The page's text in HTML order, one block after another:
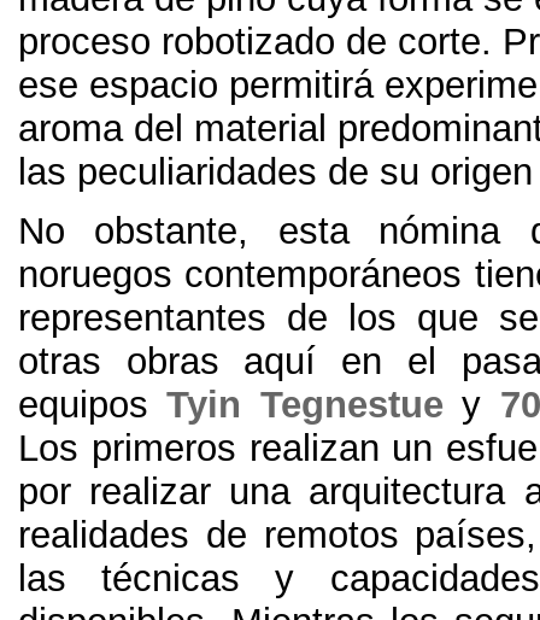
proceso robotizado de corte.
ese espacio permitirá
aroma del material
las peculiaridades de su
No obstante, esta nómina
noruegos contemporáneos
representantes de los que
otras obras aquí en el
equiposTyin Tegnestue y
Los primeros realizan un
por realizar una arquitectura
realidades de remotos
las técnicas y